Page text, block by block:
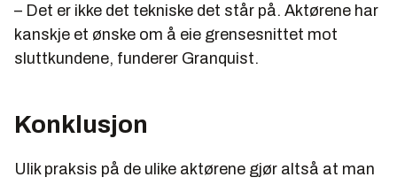
– Det er ikke det tekniske det står på. Aktørene har
kanskje et ønske om å eie grensesnittet mot
sluttkundene, funderer Granquist.
Konklusjon
Ulik praksis på de ulike aktørene gjør altså at man